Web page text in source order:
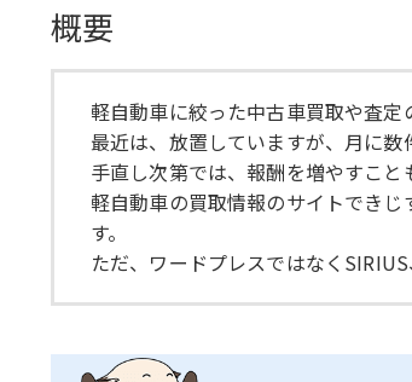
概要
軽自動車に絞った中古車買取や査定
最近は、放置していますが、月に数
手直し次第では、報酬を増やすこと
軽自動車の買取情報のサイトでき
す。
ただ、ワードプレスではなく